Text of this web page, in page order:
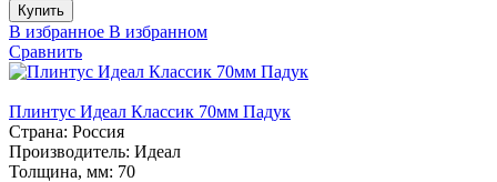
Купить
В избранное В избранном
Сравнить
Плинтус Идеал Классик 70мм Падук
Страна: Россия
Производитель: Идеал
Толщина, мм: 70